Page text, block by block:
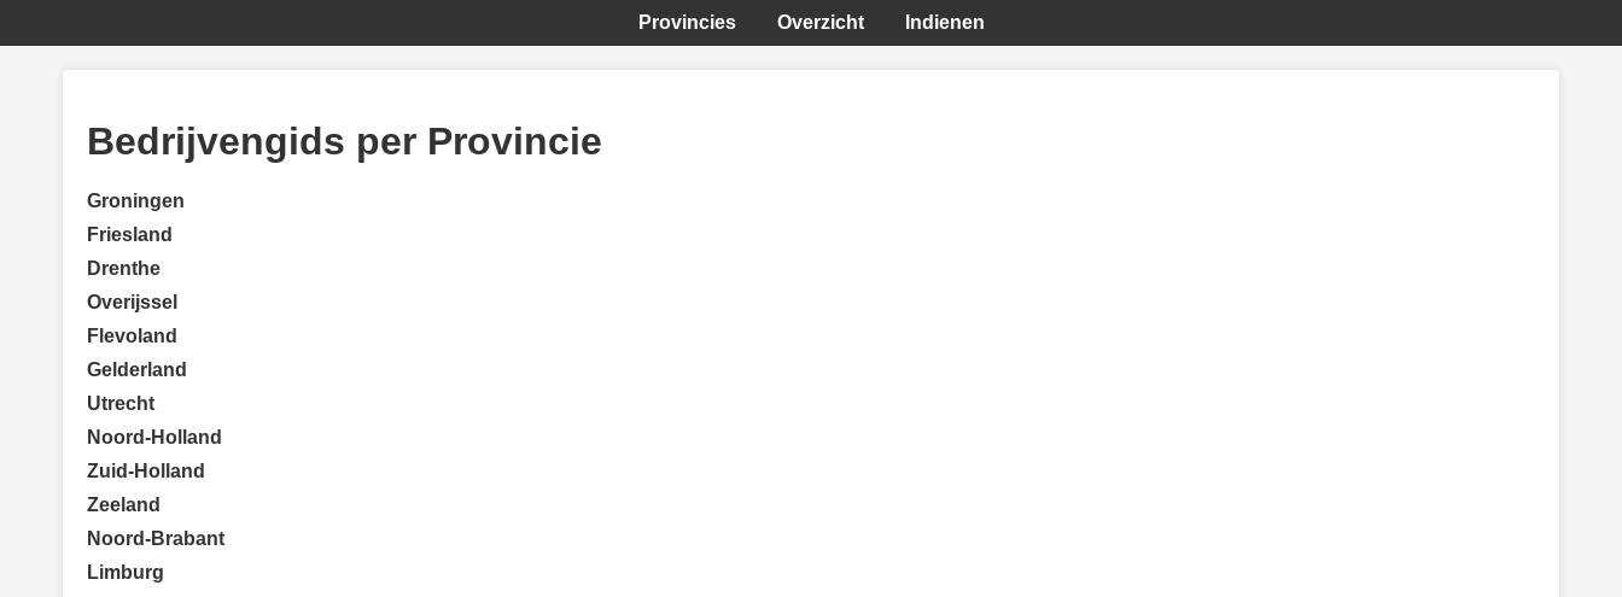
Provincies Overzicht Indienen
Bedrijvengids per Provincie
Groningen
Friesland
Drenthe
Overijssel
Flevoland
Gelderland
Utrecht
Noord-Holland
Zuid-Holland
Zeeland
Noord-Brabant
Limburg